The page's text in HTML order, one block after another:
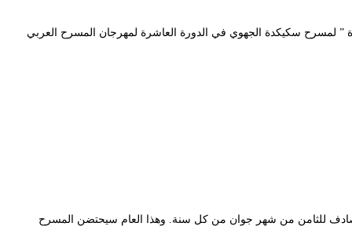
المحترف بالجزائر العاصمة ( 23-31 ديسمبر 2017) ، ستمثل مسرحية ” ما بقات هدرة ” لمسرح سكيكدة الجهوي في الدورة العاشرة لمهرجان المسرح العربي
للثامن من شهر جوان من كل سنة. وهذا العام سيحتضن المسرح